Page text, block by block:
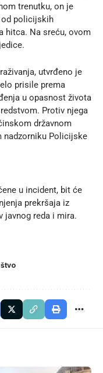
trenutku, on je
od policijskih
hitca. Na sreću, ovom
utvrđeno je
prisile prema
u opasnost života
Protiv njega
državnom
nadzorniku Policijske
u incident, bit će
prekršaja iz
javnog reda i mira.